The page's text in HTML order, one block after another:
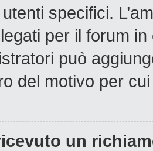
specifici.
per il forum
può
del motivo per
un